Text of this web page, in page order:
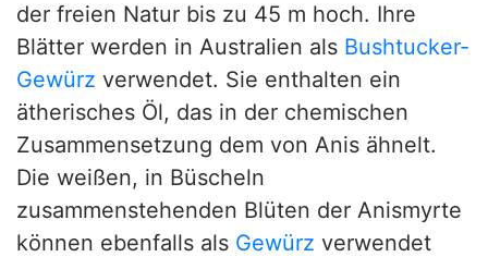
der freien Natur bis zu 45 m hoch. Ihre
Blätter werden in Australien als Bushtucker-
Gewürz verwendet. Sie enthalten ein
ätherisches Öl, das in der chemischen
Zusammensetzung dem von Anis ähnelt.
Die weißen, in Büscheln
zusammenstehenden Blüten der Anismyrte
können ebenfalls als Gewürz verwendet